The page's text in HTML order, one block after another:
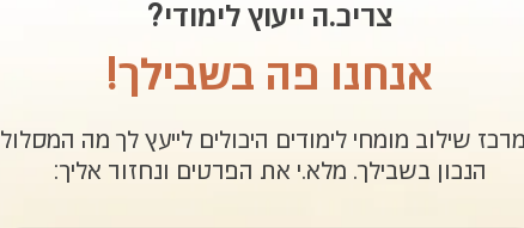
צריכ.ה ייעוץ לימודי?
אנחנו פה בשבילך!
שילוב מומחי לימודים היכולים לייעץ לך מה המסלול
הנכון בשבילך. מלא.י את הפרטים ונחזור אליך: